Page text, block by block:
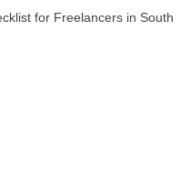
for Freelancers in South